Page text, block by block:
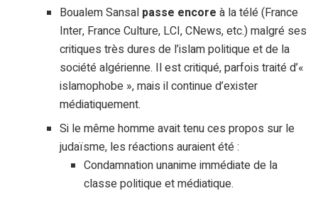
Boualem Sansal passe encore à la télé (France
Inter, France Culture, LCI, CNews, etc.) malgré ses
critiques très dures de l’islam politique et de la
société algérienne. Il est critiqué, parfois traité d’«
islamophobe », mais il continue d’exister
médiatiquement.
Si le même homme avait tenu ces propos sur le
judaïsme, les réactions auraient été :
Condamnation unanime immédiate de la
classe politique et médiatique.